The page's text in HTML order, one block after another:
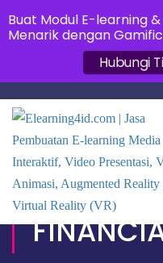
OFF-
Buat Modul E-learning
Menarik dengan
Hubungi